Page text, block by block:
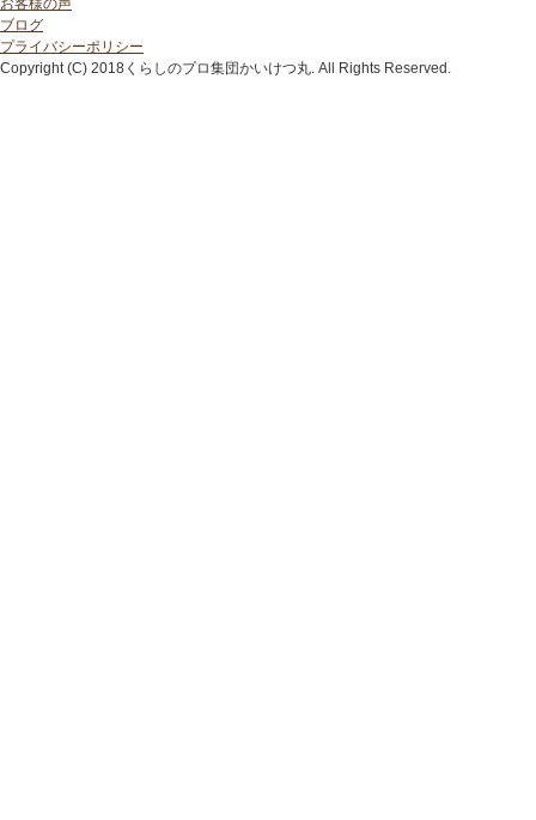
お客様の声
ブログ
プライバシーポリシー
Copyright (C) 2018くらしのプロ集団かいけつ丸. All Rights Reserved.